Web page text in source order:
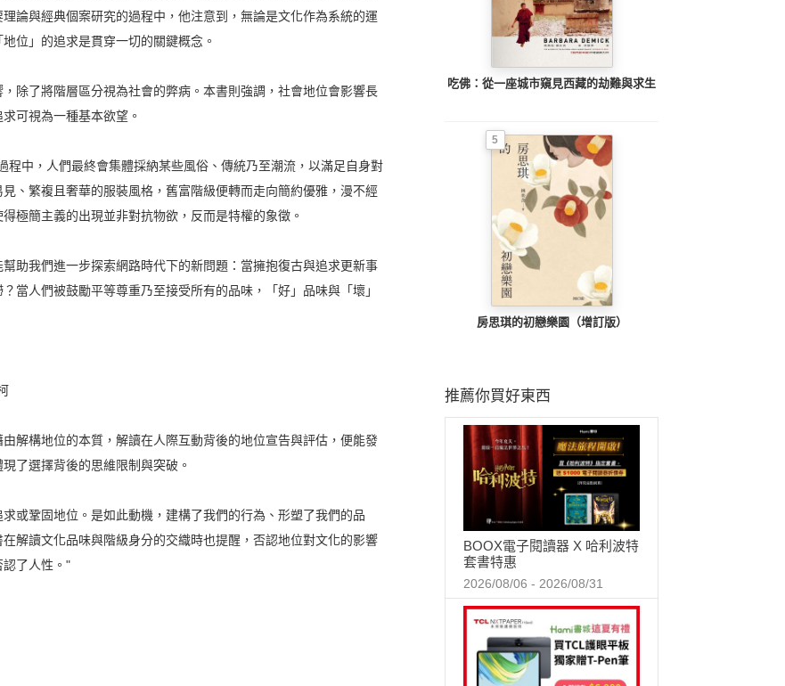
論與經典個案研究的過程中，他注意到，無論是文化作為系統的運
位」的追求是貫穿一切的關鍵概念。
除了將階層區分視為社會的弊病。本書則強調，社會地位會影響長
可視為一種基本欲望。
中，人們最終會集體採納某些風俗、傳統乃至潮流，以滿足自身對
、繁複且奢華的服裝風格，舊富階級便轉而走向簡約優雅，漫不經
極簡主義的出現並非對抗物欲，反而是特權的象徵。
助我們進一步探索網路時代下的新問題：當擁抱復古與追求更新事
當人們被鼓勵平等尊重乃至接受所有的品味，「好」品味與「壞」
解構地位的本質，解讀在人際互動背後的地位宣告與評估，便能發
了選擇背後的思維限制與突破。
或鞏固地位。是如此動機，建構了我們的行為、形塑了我們的品
解讀文化品味與階級身分的交織時也提醒，否認地位對文化的影響
認了人性。"
吃佛：從一座城市窺見西藏的劫難與求生
5
房思琪的初戀樂園（增訂版）
推薦你買好東西
BOOX電子閱讀器 X 哈利波特
套書特惠
2026/08/06 - 2026/08/31